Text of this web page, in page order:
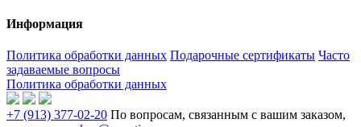
Информация
Политика обработки данных Подарочные сертификаты Часто
задаваемые вопросы
Политика обработки данных
+7 (913) 377-02-20 По вопросам, связанным с вашим заказом,